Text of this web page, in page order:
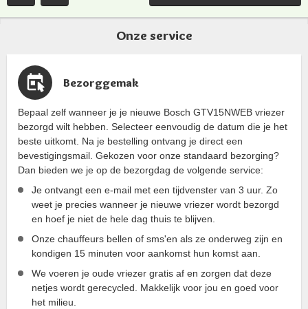
Onze service
Bezorggemak
Bepaal zelf wanneer je je nieuwe Bosch GTV15NWEB vriezer
bezorgd wilt hebben. Selecteer eenvoudig de datum die je het
beste uitkomt. Na je bestelling ontvang je direct een
bevestigingsmail. Gekozen voor onze standaard bezorging?
Dan bieden we je op de bezorgdag de volgende service:
Je ontvangt een e-mail met een tijdvenster van 3 uur. Zo
weet je precies wanneer je nieuwe vriezer wordt bezorgd
en hoef je niet de hele dag thuis te blijven.
Onze chauffeurs bellen of sms'en als ze onderweg zijn en
kondigen 15 minuten voor aankomst hun komst aan.
We voeren je oude vriezer gratis af en zorgen dat deze
netjes wordt gerecycled. Makkelijk voor jou en goed voor
het milieu.